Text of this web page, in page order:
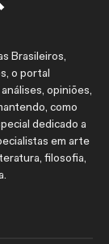
Brasileiros,
o portal
opiniões,
como
dedicado a
em arte
filosofia,